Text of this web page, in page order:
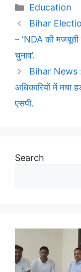
Categories
Education
Bihar
– ‘NDA की मजबूती
चुनाव’.
Bihar News :
अधिकारियों में
एसपी.
Search